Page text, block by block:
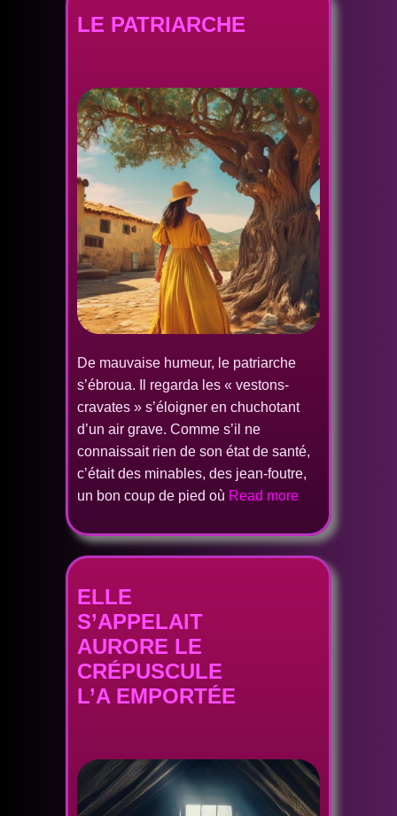
LE PATRIARCHE
De mauvaise humeur, le patriarche
s’ébroua. Il regarda les « vestons-
cravates » s’éloigner en chuchotant
d’un air grave. Comme s’il ne
connaissait rien de son état de santé,
c’était des minables, des jean-foutre,
un bon coup de pied où Read more
ELLE
S’APPELAIT
AURORE LE
CRÉPUSCULE
L’A EMPORTÉE